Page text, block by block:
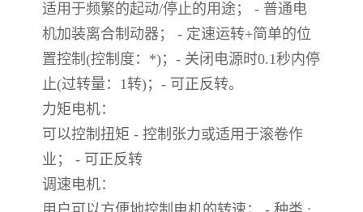
适用于频繁的起动/停止的用途； - 普通电
机加装离合制动器； - 定速运转+简单的位
置控制(控制度：*)；- 关闭电源时0.1秒内停
止(过转量：1转)；- 可正反转。
力矩电机：
可以控制扭矩 - 控制张力或适用于滚卷作
业； - 可正反转
调速电机：